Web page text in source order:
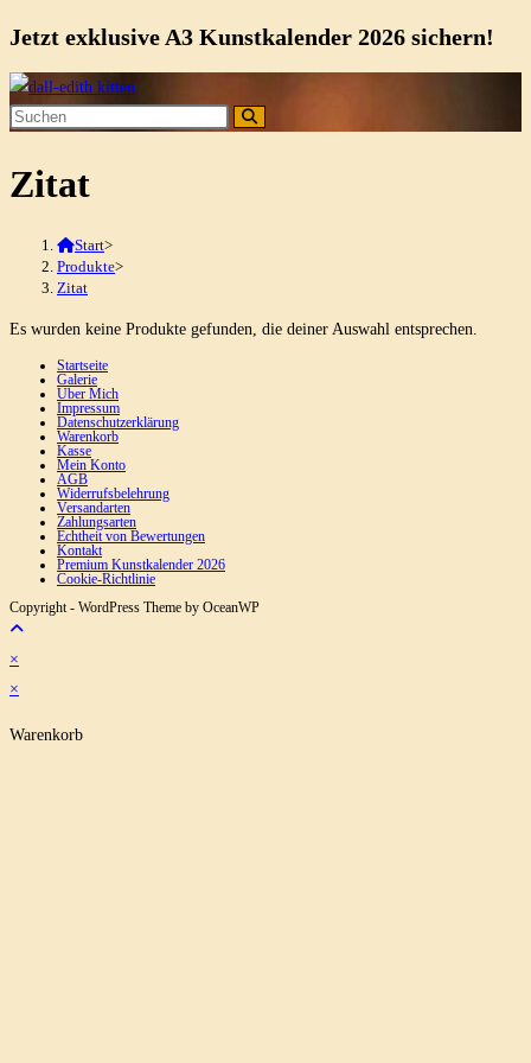
Zum
springen
Jetzt exklusive A3 Kunstkalender 2026 sichern!
Zitat
Start>
Produkte>
Zitat
Es wurden keine Produkte gefunden, die deiner Auswahl entsprechen.
Startseite
Galerie
Über Mich
Impressum
Datenschutzerklärung
Warenkorb
Kasse
Mein Konto
AGB
Widerrufsbelehrung
Versandarten
Zahlungsarten
Echtheit von Bewertungen
Kontakt
Premium Kunstkalender 2026
Cookie-Richtlinie
Copyright - WordPress Theme by OceanWP
×
×
Warenkorb